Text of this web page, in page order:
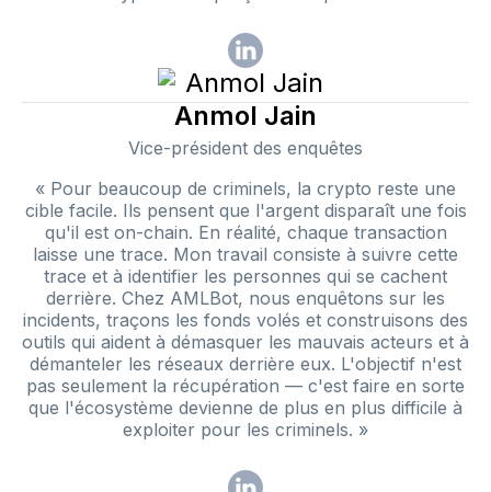
Anmol Jain
Vice-président des enquêtes
« Pour beaucoup de criminels, la crypto reste une
cible facile. Ils pensent que l'argent disparaît une fois
qu'il est on-chain. En réalité, chaque transaction
laisse une trace. Mon travail consiste à suivre cette
trace et à identifier les personnes qui se cachent
derrière. Chez AMLBot, nous enquêtons sur les
incidents, traçons les fonds volés et construisons des
outils qui aident à démasquer les mauvais acteurs et à
démanteler les réseaux derrière eux. L'objectif n'est
pas seulement la récupération — c'est faire en sorte
que l'écosystème devienne de plus en plus difficile à
exploiter pour les criminels. »